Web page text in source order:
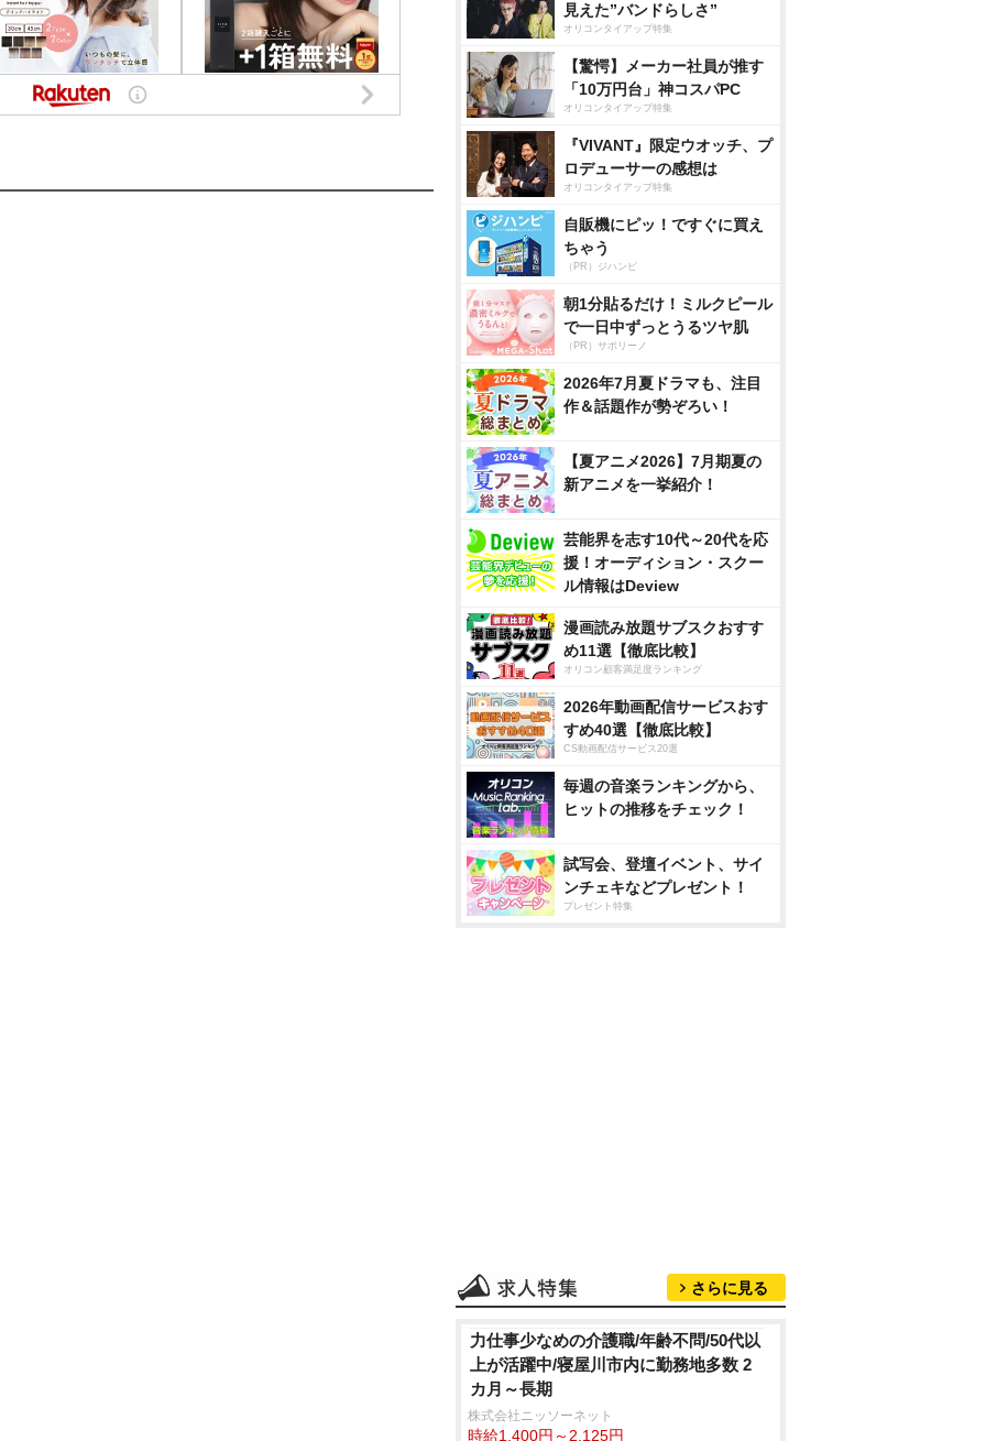
見えた”バンドらしさ”
オリコンタイアップ特集
【驚愕】メーカー社員が推す
「10万円台」神コスパPC
オリコンタイアップ特集
『VIVANT』限定ウオッチ、プ
ロデューサーの感想は
オリコンタイアップ特集
自販機にピッ！ですぐに買え
ちゃう
（PR）ジハンピ
朝1分貼るだけ！ミルクピール
で一日中ずっとうるツヤ肌
（PR）サボリーノ
2026年7月夏ドラマも、注目
作＆話題作が勢ぞろい！
【夏アニメ2026】7月期夏の
新アニメを一挙紹介！
芸能界を志す10代～20代を応
援！オーディション・スクー
ル情報はDeview
漫画読み放題サブスクおすす
め11選【徹底比較】
オリコン顧客満足度ランキング
2026年動画配信サービスおす
すめ40選【徹底比較】
CS動画配信サービス20選
毎週の音楽ランキングから、
ヒットの推移をチェック！
試写会、登壇イベント、サイ
ンチェキなどプレゼント！
プレゼント特集
さらに見る
力仕事少なめの介護職/年齢不問/50代以
上が活躍中/寝屋川市内に勤務地多数 2
カ月～長期
株式会社ニッソーネット
時給1,400円～2,125円